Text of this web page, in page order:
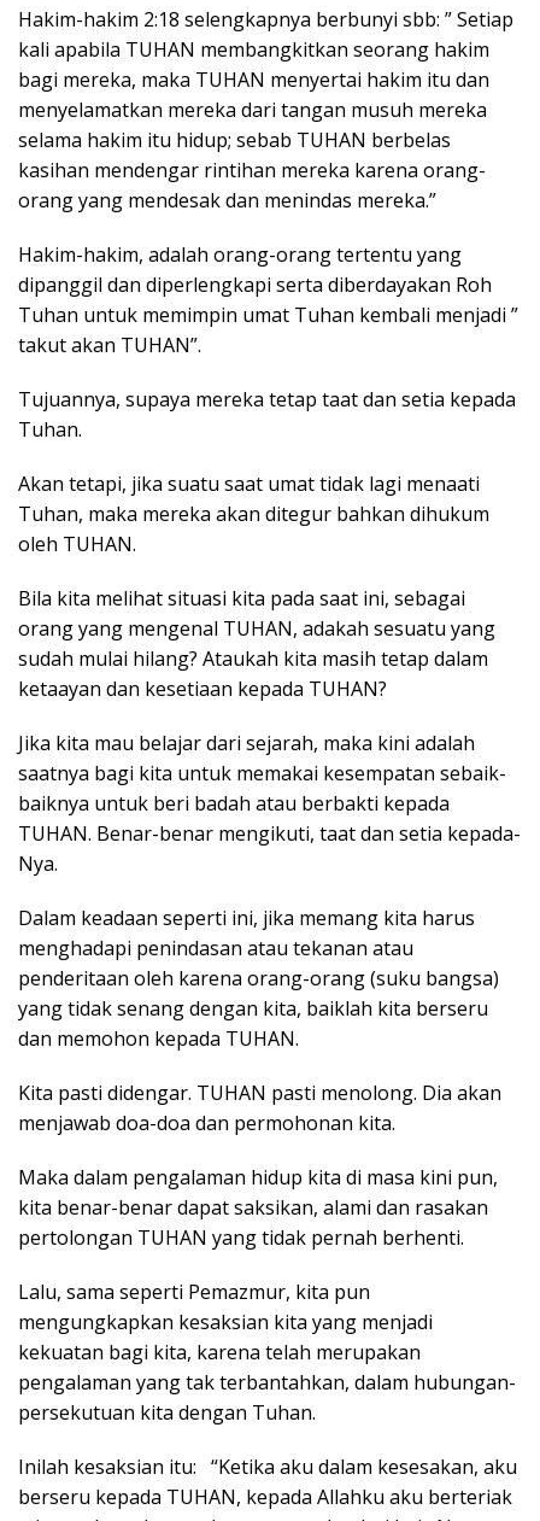
Hakim-hakim 2:18 selengkapnya berbunyi sbb: ” Setiap
kali apabila TUHAN membangkitkan seorang hakim
bagi mereka, maka TUHAN menyertai hakim itu dan
menyelamatkan mereka dari tangan musuh mereka
selama hakim itu hidup; sebab TUHAN berbelas
kasihan mendengar rintihan mereka karena orang-
orang yang mendesak dan menindas mereka.”
Hakim-hakim, adalah orang-orang tertentu yang
dipanggil dan diperlengkapi serta diberdayakan Roh
Tuhan untuk memimpin umat Tuhan kembali menjadi ”
takut akan TUHAN”.
Tujuannya, supaya mereka tetap taat dan setia kepada
Tuhan.
Akan tetapi, jika suatu saat umat tidak lagi menaati
Tuhan, maka mereka akan ditegur bahkan dihukum
oleh TUHAN.
Bila kita melihat situasi kita pada saat ini, sebagai
orang yang mengenal TUHAN, adakah sesuatu yang
sudah mulai hilang? Ataukah kita masih tetap dalam
ketaayan dan kesetiaan kepada TUHAN?
Jika kita mau belajar dari sejarah, maka kini adalah
saatnya bagi kita untuk memakai kesempatan sebaik-
baiknya untuk beri badah atau berbakti kepada
TUHAN. Benar-benar mengikuti, taat dan setia kepada-
Nya.
Dalam keadaan seperti ini, jika memang kita harus
menghadapi penindasan atau tekanan atau
penderitaan oleh karena orang-orang (suku bangsa)
yang tidak senang dengan kita, baiklah kita berseru
dan memohon kepada TUHAN.
Kita pasti didengar. TUHAN pasti menolong. Dia akan
menjawab doa-doa dan permohonan kita.
Maka dalam pengalaman hidup kita di masa kini pun,
kita benar-benar dapat saksikan, alami dan rasakan
pertolongan TUHAN yang tidak pernah berhenti.
Lalu, sama seperti Pemazmur, kita pun
mengungkapkan kesaksian kita yang menjadi
kekuatan bagi kita, karena telah merupakan
pengalaman yang tak terbantahkan, dalam hubungan-
persekutuan kita dengan Tuhan.
Inilah kesaksian itu: “Ketika aku dalam kesesakan, aku
berseru kepada TUHAN, kepada Allahku aku berteriak